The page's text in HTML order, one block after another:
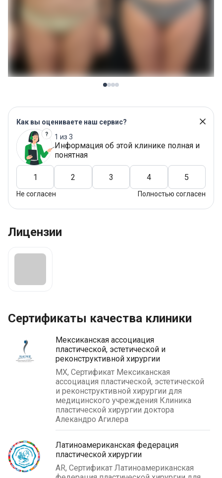
Как вы оцениваете наш сервис?
1 из 3
Информация об этой клинике полная и
понятная
1 2 3 4 5
Не согласен Полностью согласен
Лицензии
Сертификаты качества клиники
Мексиканская ассоциация
пластической, эстетической и
реконструктивной хирургии
MX, Сертификат Мексиканская
ассоциация пластической, эстетической
и реконструктивной хирургии для
медицинского учреждения Клиника
пластической хирургии доктора
Алекандро Агилера
Латиноамериканская федерация
пластической хирургии
AR, Сертификат Латиноамериканская